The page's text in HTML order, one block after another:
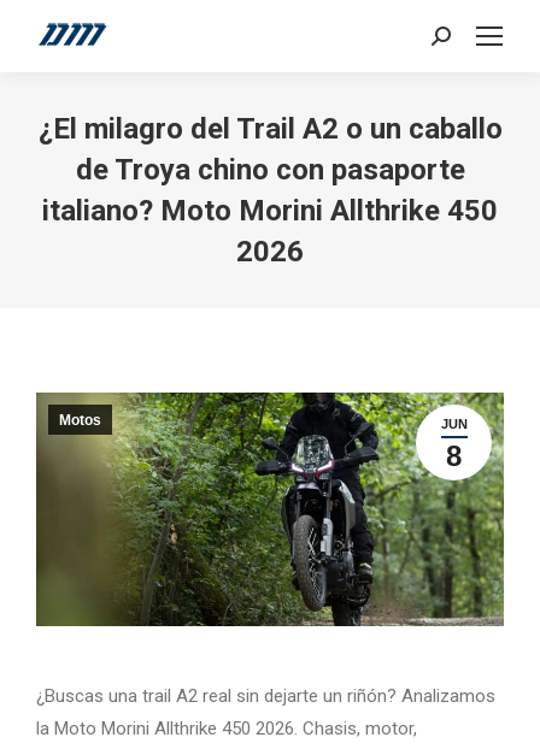
Search:
¿El milagro del Trail A2 o un caballo
de Troya chino con pasaporte
italiano? Moto Morini Allthrike 450
2026
JUN
8
Motos
¿Buscas una trail A2 real sin dejarte un riñón? Analizamos
la Moto Morini Allthrike 450 2026. Chasis, motor,